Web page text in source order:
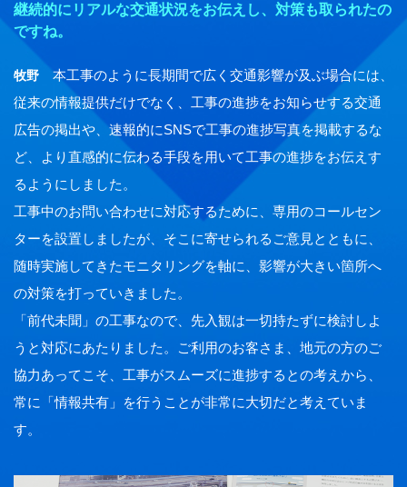
継続的にリアルな交通状況をお伝えし、対策も取られたの
ですね。
牧野 本工事のように長期間で広く交通影響が及ぶ場合には、
従来の情報提供だけでなく、工事の進捗をお知らせする交通
広告の掲出や、速報的にSNSで工事の進捗写真を掲載するな
ど、より直感的に伝わる手段を用いて工事の進捗をお伝えす
るようにしました。
工事中のお問い合わせに対応するために、専用のコールセン
ターを設置しましたが、そこに寄せられるご意見とともに、
随時実施してきたモニタリングを軸に、影響が大きい箇所へ
の対策を打っていきました。
「前代未聞」の工事なので、先入観は一切持たずに検討しよ
うと対応にあたりました。ご利用のお客さま、地元の方のご
協力あってこそ、工事がスムーズに進捗するとの考えから、
常に「情報共有」を行うことが非常に大切だと考えていま
す。